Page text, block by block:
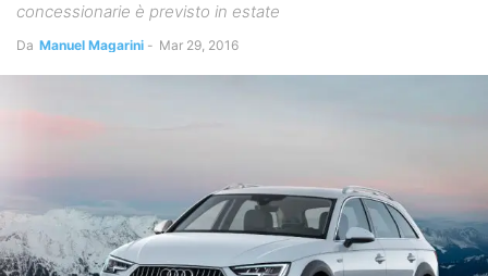
concessionarie è previsto in estate
Da Manuel Magarini - Mar 29, 2016